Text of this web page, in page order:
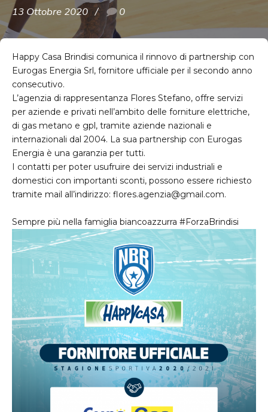
13 Ottobre 2020 0
Happy Casa Brindisi comunica il rinnovo di partnership con
Eurogas Energia Srl, fornitore ufficiale per il secondo anno
consecutivo.
L’agenzia di rappresentanza Flores Stefano, offre servizi
per aziende e privati nell’ambito delle forniture elettriche,
di gas metano e gpl, tramite aziende nazionali e
internazionali dal 2004. La sua partnership con Eurogas
Energia è una garanzia per tutti.
I contatti per poter usufruire dei servizi industriali e
domestici con importanti sconti, possono essere richiesto
tramite mail all’indirizzo: flores.agenzia@gmail.com.
Sempre più nella famiglia biancoazzurra #ForzaBrindisi